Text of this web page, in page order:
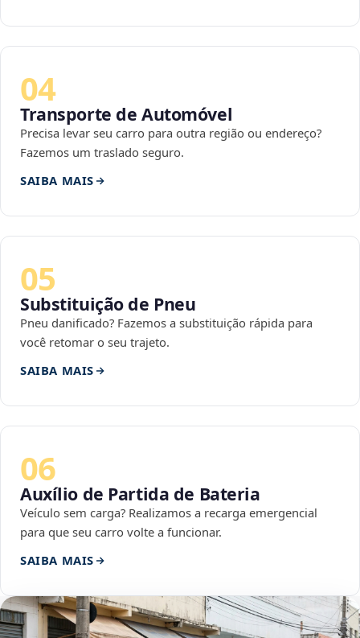
04
Transporte de Automóvel
Precisa levar seu carro para outra região ou endereço?
Fazemos um traslado seguro.
SAIBA MAIS
05
Substituição de Pneu
Pneu danificado? Fazemos a substituição rápida para
você retomar o seu trajeto.
SAIBA MAIS
06
Auxílio de Partida de Bateria
Veículo sem carga? Realizamos a recarga emergencial
para que seu carro volte a funcionar.
SAIBA MAIS